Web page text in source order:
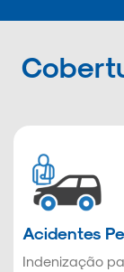
Acidentes
Indenização